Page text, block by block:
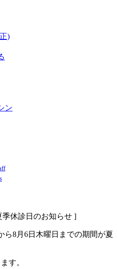
)
ン
休診日のお知らせ ]
ら8月6日木曜日までの期間が夏
す。